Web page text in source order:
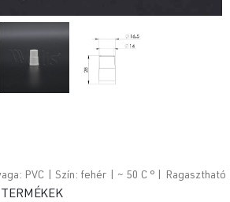
PVC | Szín: fehér | ~ 50 C ° | Ragasztható |